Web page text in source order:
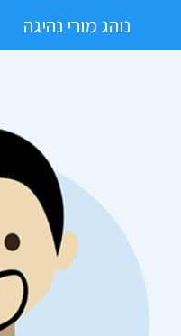
נוהג מורי נהיגה